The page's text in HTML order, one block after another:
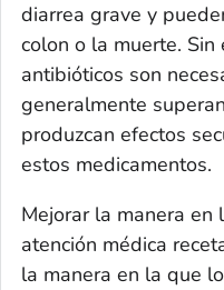
diarrea grave y
colon o la muerte.
antibióticos son
generalmente
produzcan efectos
estos medicamentos.
Mejorar la manera
atención médica
la manera en la que